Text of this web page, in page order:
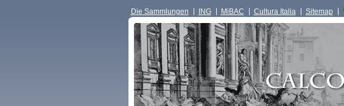
Die Sammlungen ING MiBAC Cultura Italia Sitemap